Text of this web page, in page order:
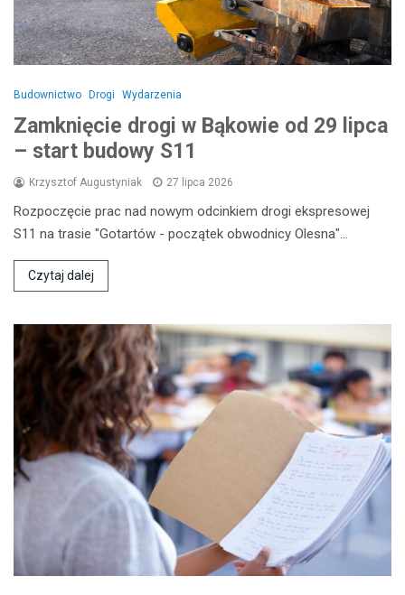
Budownictwo Drogi Wydarzenia
Zamknięcie drogi w Bąkowie od 29 lipca
– start budowy S11
Krzysztof Augustyniak 27 lipca 2026
Rozpoczęcie prac nad nowym odcinkiem drogi ekspresowej
S11 na trasie "Gotartów - początek obwodnicy Olesna"…
Czytaj dalej